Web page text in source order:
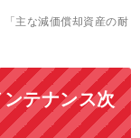
主な減価償却資産の耐
テナンス次